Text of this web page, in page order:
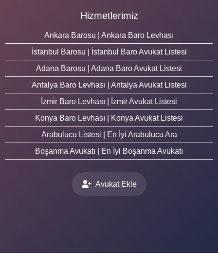
Hizmetlerimiz
Ankara Barosu | Ankara Baro Levhası
İstanbul Barosu | İstanbul Baro Avukat Listesi
Adana Barosu | Adana Baro Avukat Listesi
Antalya Baro Levhası | Antalya Avukat Listesi
İzmir Baro Levhası | İzmir Avukat Listesi
Konya Baro Levhası | Konya Avukat Listesi
Arabulucu Listesi | En İyi Arabulucu Ara
Boşanma Avukatı | En İyi Boşanma Avukatı
Avukat Ekle